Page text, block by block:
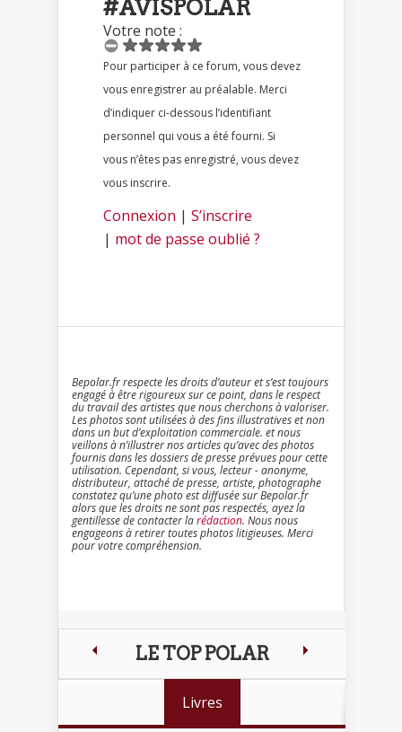
#AVISPOLAR
Votre note :
Pour participer à ce forum, vous devez
vous enregistrer au préalable. Merci
d’indiquer ci-dessous l’identifiant
personnel qui vous a été fourni. Si
vous n’êtes pas enregistré, vous devez
vous inscrire.
Connexion | S’inscrire
| mot de passe oublié ?
Bepolar.fr respecte les droits d’auteur et s’est toujours
engagé à être rigoureux sur ce point, dans le respect
du travail des artistes que nous cherchons à valoriser.
Les photos sont utilisées à des fins illustratives et non
dans un but d’exploitation commerciale. et nous
veillons à n’illustrer nos articles qu’avec des photos
fournis dans les dossiers de presse prévues pour cette
utilisation. Cependant, si vous, lecteur - anonyme,
distributeur, attaché de presse, artiste, photographe
constatez qu’une photo est diffusée sur Bepolar.fr
alors que les droits ne sont pas respectés, ayez la
gentillesse de contacter larédaction. Nous nous
engageons à retirer toutes photos litigieuses. Merci
pour votre compréhension.
LE TOP POLAR
Livres